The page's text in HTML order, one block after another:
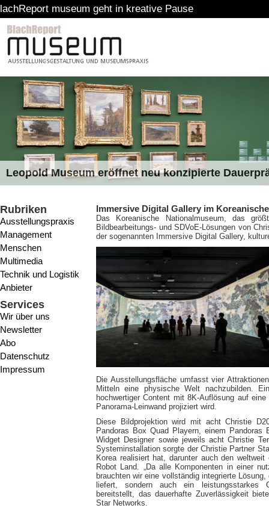
geht in kreative Pause
Leopold Museum eröffnet neu konzipierte
Rubriken
Ausstellungspraxis
Management
Menschen
Multimedia
Technik und Logistik
Anbieter
Services
Wir über uns
Newsletter
Abo
Datenschutz
Impressum
Immersive Digital Gallery im
Das Koreanische Nationalmuseum, das
Bildbearbeitungs- und SDVoE-Lösungen von
der sogenannten Immersive Digital Gallery,
Die Ausstellungsfläche umfasst vier
Mitteln eine physische Welt nachzubilden.
hochwertiger Content mit 8K-Auflösung auf
Panorama-Leinwand projiziert wird.
Diese Bildprojektion wird mit acht Christie
Pandoras Box Quad Playern, einem
Widget Designer sowie jeweils acht Christie
Systeminstallation sorgte der Christie Partner
Korea realisiert hat, darunter auch den
Robot Land. „Da alle Komponenten in einer
brauchten wir eine vollständig integrierte
liefert, sondern auch ein leistungsstarkes
bereitstellt, das dauerhafte Zuverlässigkeit
Star Networks.